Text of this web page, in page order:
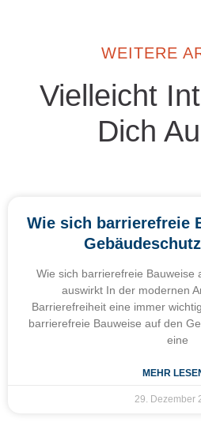
WEITERE
Vielleicht
Dich
Wie sich barrierefreie
Wie sich barrierefreie Bauweise
auswirkt In der modernen
Barrierefreiheit eine immer
barrierefreie Bauweise auf den
eine
MEHR
29. Dezember